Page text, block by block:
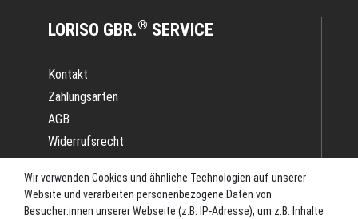
LORISO GBR.® SERVICE
Kontakt
Zahlungsarten
AGB
Widerrufsrecht
Impressum
Datenschutz
Batterieverordnung
Wir verwenden Cookies und ähnliche Technologien auf unserer
Website und verarbeiten personenbezogene Daten von
Besucher:innen unserer Webseite (z.B. IP-Adresse), um z.B. Inhalte